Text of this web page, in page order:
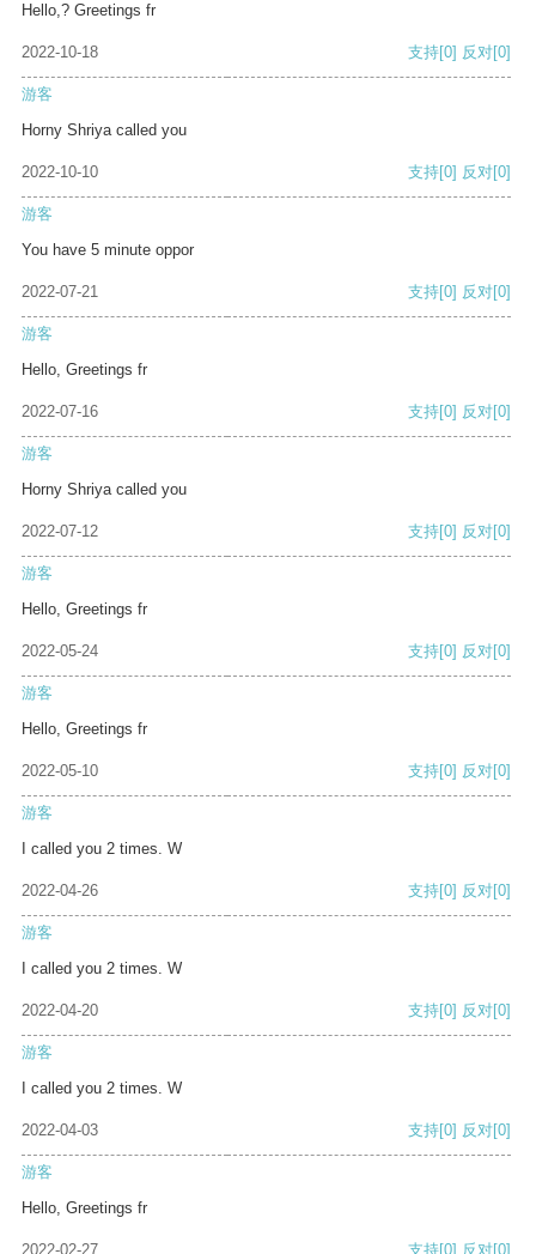
Hello,? Greetings fr
2022-10-18 支持[0] 反对[0]
游客
Horny Shriya called you
2022-10-10 支持[0] 反对[0]
游客
You have 5 minute oppor
2022-07-21 支持[0] 反对[0]
游客
Hello, Greetings fr
2022-07-16 支持[0] 反对[0]
游客
Horny Shriya called you
2022-07-12 支持[0] 反对[0]
游客
Hello, Greetings fr
2022-05-24 支持[0] 反对[0]
游客
Hello, Greetings fr
2022-05-10 支持[0] 反对[0]
游客
I called you 2 times. W
2022-04-26 支持[0] 反对[0]
游客
I called you 2 times. W
2022-04-20 支持[0] 反对[0]
游客
I called you 2 times. W
2022-04-03 支持[0] 反对[0]
游客
Hello, Greetings fr
2022-02-27 支持[0] 反对[0]